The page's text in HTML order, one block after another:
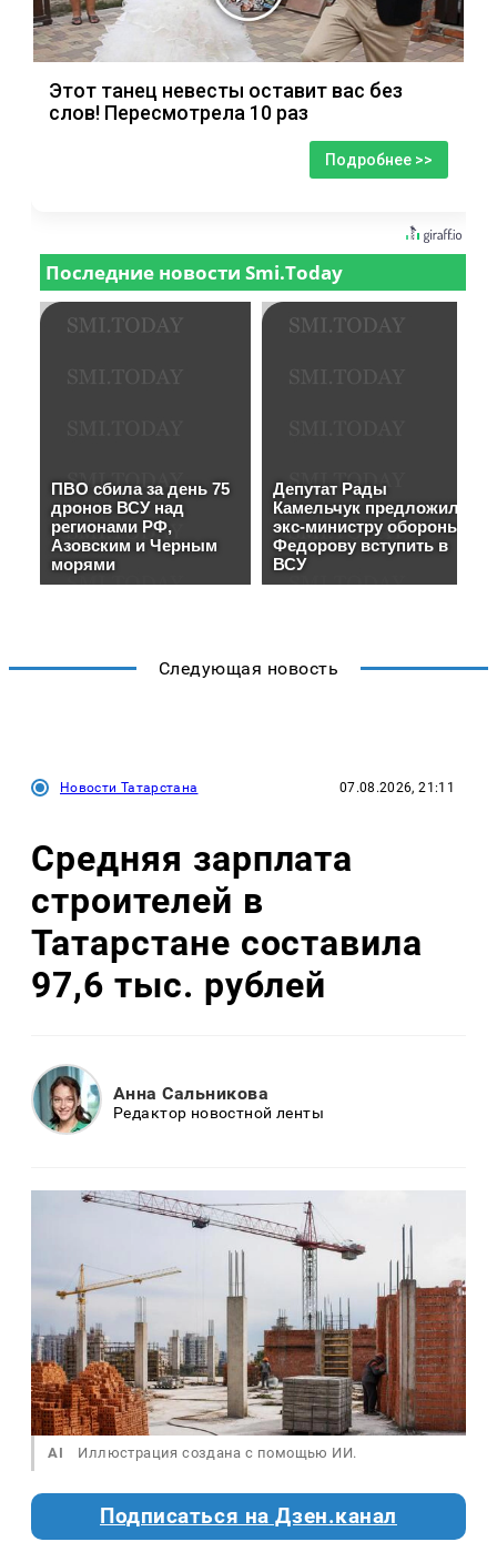
Этот танец невесты оставит вас без
слов! Пересмотрела 10 раз
Подробнее >>
Следующая новость
Новости Татарстана 07.08.2026, 21:11
Средняя зарплата
строителей в
Татарстане составила
97,6 тыс. рублей
Анна Сальникова
Редактор новостной ленты
AI Иллюстрация создана с помощью ИИ.
Подписаться на Дзен.канал